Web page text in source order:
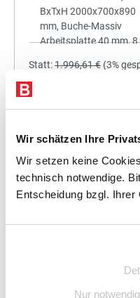
Wir schätzen Ihre
Wir setzen keine
technisch notwendige.
Entscheidung bzgl. Ihrer
Nur
Statt:1.996,61 € (3%
Preis für alle: